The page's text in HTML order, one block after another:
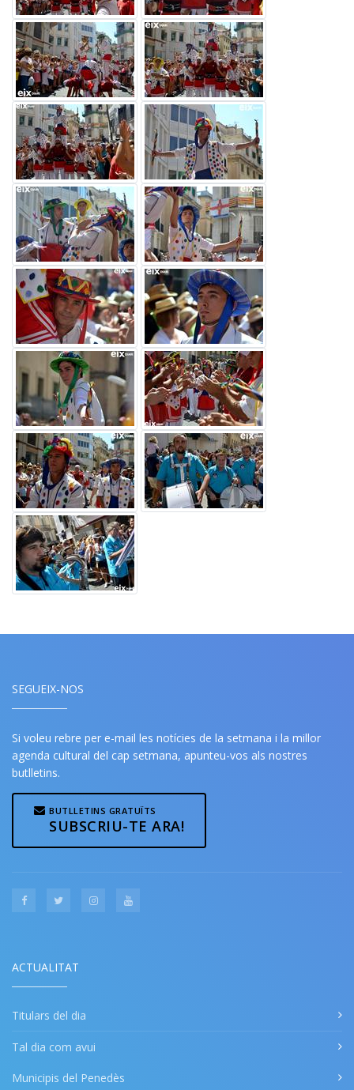
SEGUEIX-NOS
Si voleu rebre per e-mail les notícies de la setmana i la millor
agenda cultural del cap setmana, apunteu-vos als nostres
butlletins.
BUTLLETINS GRATUÏTS
SUBSCRIU-TE ARA!
ACTUALITAT
Titulars del dia
Tal dia com avui
Municipis del Penedès